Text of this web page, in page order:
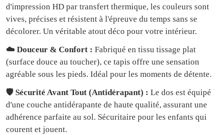
d'impression HD par transfert thermique, les couleurs sont
vives, précises et résistent à l'épreuve du temps sans se
décolorer. Un véritable atout déco pour votre intérieur.
☁️ Douceur & Confort : Fabriqué en tissu tissage plat
(surface douce au toucher), ce tapis offre une sensation
agréable sous les pieds. Idéal pour les moments de détente.
🛡️ Sécurité Avant Tout (Antidérapant) : Le dos est équipé
d'une couche antidérapante de haute qualité, assurant une
adhérence parfaite au sol. Sécuritaire pour les enfants qui
courent et jouent.